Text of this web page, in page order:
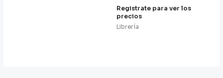
Registrate para ver los
precios
Librería